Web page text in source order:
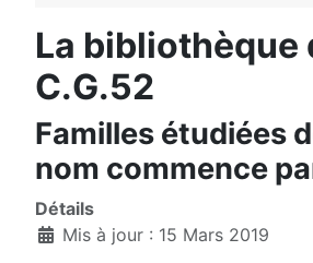
La bibliothèque
C.G.52
Familles étudiées
nom commence
Détails
Mis à jour : 15 Mars 2019